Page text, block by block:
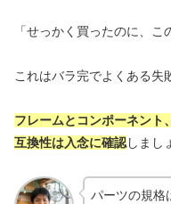
「せっかく買ったのに、こ
これはバラ完でよくある失
フレームとコンポーネント
互換性は入念に確認しまし
パーツの規格